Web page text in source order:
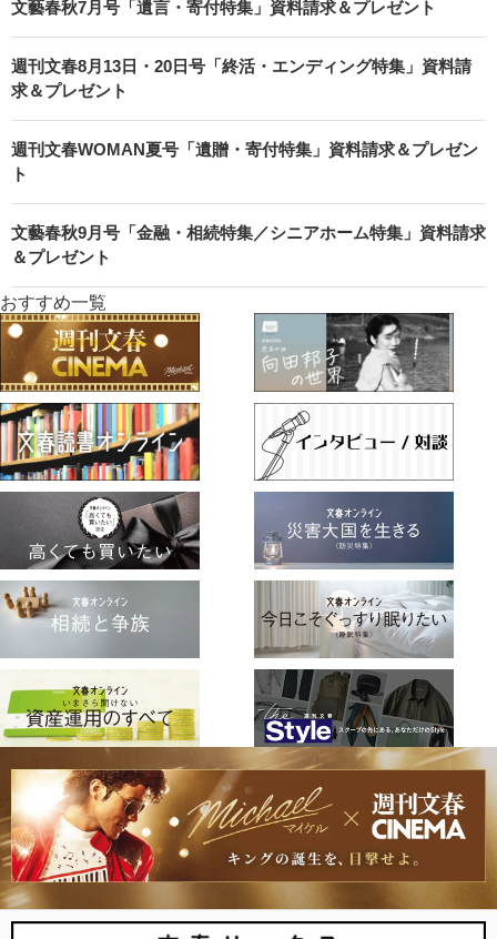
文藝春秋7月号「遺言・寄付特集」資料請求＆プレゼント
週刊文春8月13日・20日号「終活・エンディング特集」資料請
求＆プレゼント
週刊文春WOMAN夏号「遺贈・寄付特集」資料請求＆プレゼン
ト
文藝春秋9月号「金融・相続特集／シニアホーム特集」資料請求
＆プレゼント
おすすめ一覧